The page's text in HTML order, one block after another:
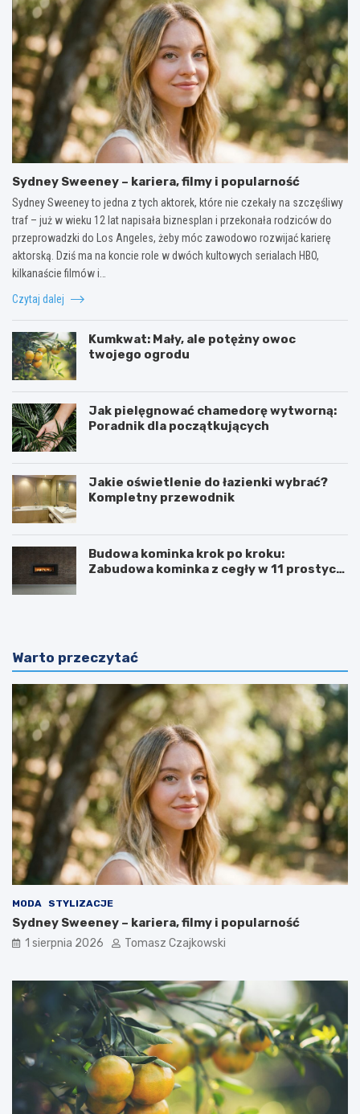
Sydney Sweeney – kariera, filmy i popularność
Sydney Sweeney to jedna z tych aktorek, które nie czekały na szczęśliwy
traf – już w wieku 12 lat napisała biznesplan i przekonała rodziców do
przeprowadzki do Los Angeles, żeby móc zawodowo rozwijać karierę
aktorską. Dziś ma na koncie role w dwóch kultowych serialach HBO,
kilkanaście filmów i…
Czytaj dalej
Kumkwat: Mały, ale potężny owoc
twojego ogrodu
Jak pielęgnować chamedorę wytworną:
Poradnik dla początkujących
Jakie oświetlenie do łazienki wybrać?
Kompletny przewodnik
Budowa kominka krok po kroku:
Zabudowa kominka z cegły w 11 prostych
Warto przeczytać
MODA STYLIZACJE
Sydney Sweeney – kariera, filmy i popularność
1 sierpnia 2026 Tomasz Czajkowski